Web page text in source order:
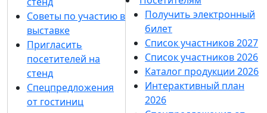
Советы по участию в
выставке
Пригласить
посетителей на
стенд
Спецпредложения
от гостиниц
Получить электронный
билет
Список участников 2027
Список участников 2026
Каталог продукции 2026
Интерактивный план
2026